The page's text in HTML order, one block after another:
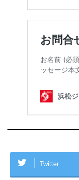
Twitter